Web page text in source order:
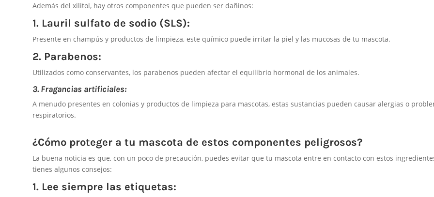
Además del xilitol, hay otros componentes que pueden ser dañinos:
1. Lauril sulfato de sodio (SLS):
Presente en champús y productos de limpieza, este químico puede irritar la piel y las mucosas de tu mascota.
2. Parabenos:
Utilizados como conservantes, los parabenos pueden afectar el equilibrio hormonal de los animales.
3. Fragancias artificiales:
A menudo presentes en colonias y productos de limpieza para mascotas, estas sustancias pueden causar alergias o
respiratorios.
¿Cómo proteger a tu mascota de estos componentes peligrosos?
La buena noticia es que, con un poco de precaución, puedes evitar que tu mascota entre en contacto con estos
tienes algunos consejos:
1. Lee siempre las etiquetas: